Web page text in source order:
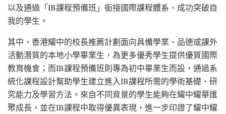
以及通過「IB課程預備班」銜接國際課程體系、成功突破自
我的學生。
其中，香港耀中的校長推薦計劃面向具備學業、品德或課外
活動潛質的本地小學畢業生，為更多優秀學生提供優質國際
教育機會；而IB課程預備班則專為初中畢業生而設，通過系
統化課程設計幫助學生建立進入IB課程所需的學術基礎、研
究能力及學習方法。來自不同背景的學生能夠在耀中耀華匯
聚成長，並在IB課程中取得優異表現，進一步印證了耀中耀